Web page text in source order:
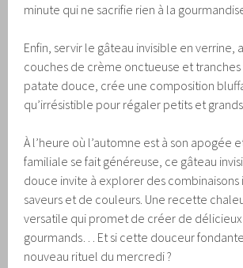
minute qui ne sacrifie rien à la
Enfin, servir le gâteau invisible en verrine,
couches de crème onctueuse et
patate douce, crée une composition
qu’irrésistible pour régaler petits et
À l’heure où l’automne est à son apogée
familiale se fait généreuse, ce gâteau
douce invite à explorer des combinaisons
saveurs et de couleurs. Une recette
versatile qui promet de créer de délicieux
gourmands… Et si cette douceur
nouveau rituel du mercredi ?